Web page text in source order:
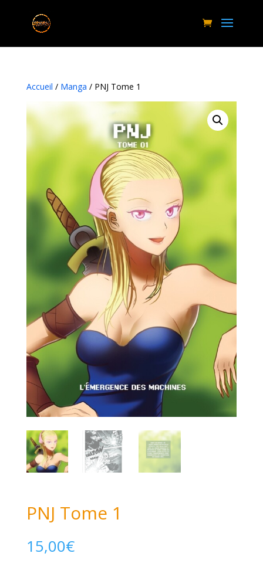
Accueil / Manga / PNJ Tome 1
PNJ Tome 1
15,00€